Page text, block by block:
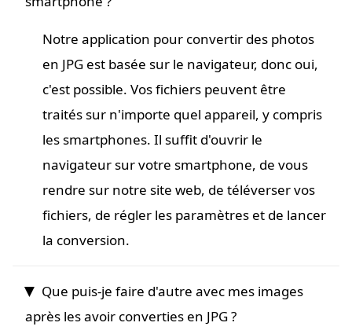
Notre application pour convertir des photos
en JPG est basée sur le navigateur, donc oui,
c'est possible. Vos fichiers peuvent être
traités sur n'importe quel appareil, y compris
les smartphones. Il suffit d'ouvrir le
navigateur sur votre smartphone, de vous
rendre sur notre site web, de téléverser vos
fichiers, de régler les paramètres et de lancer
la conversion.
Que puis-je faire d'autre avec mes images
après les avoir converties en JPG ?